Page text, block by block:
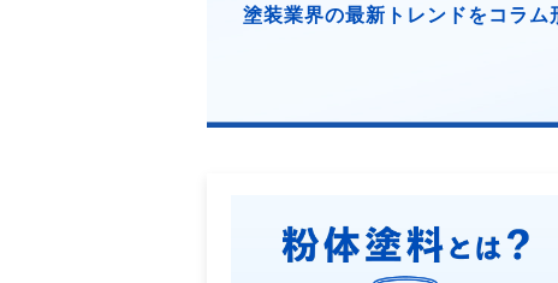
塗装業界の最新トレンドをコラム